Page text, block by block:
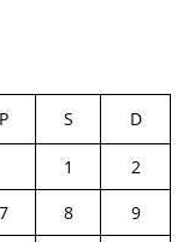
P S D
1
2
7 8
9